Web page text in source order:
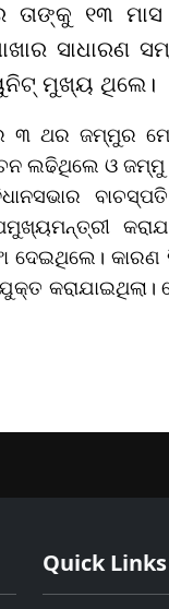
ତାଙ୍କୁ ୧୩
ସାଧାରଣ
ମୁଖ୍ୟ ଥିଲେ।
୩ ଥର ଜମ୍ମୁର
ଲଢିଥିଲେ ଓ
କରାଯାଇଥିଲା।
Quick Links